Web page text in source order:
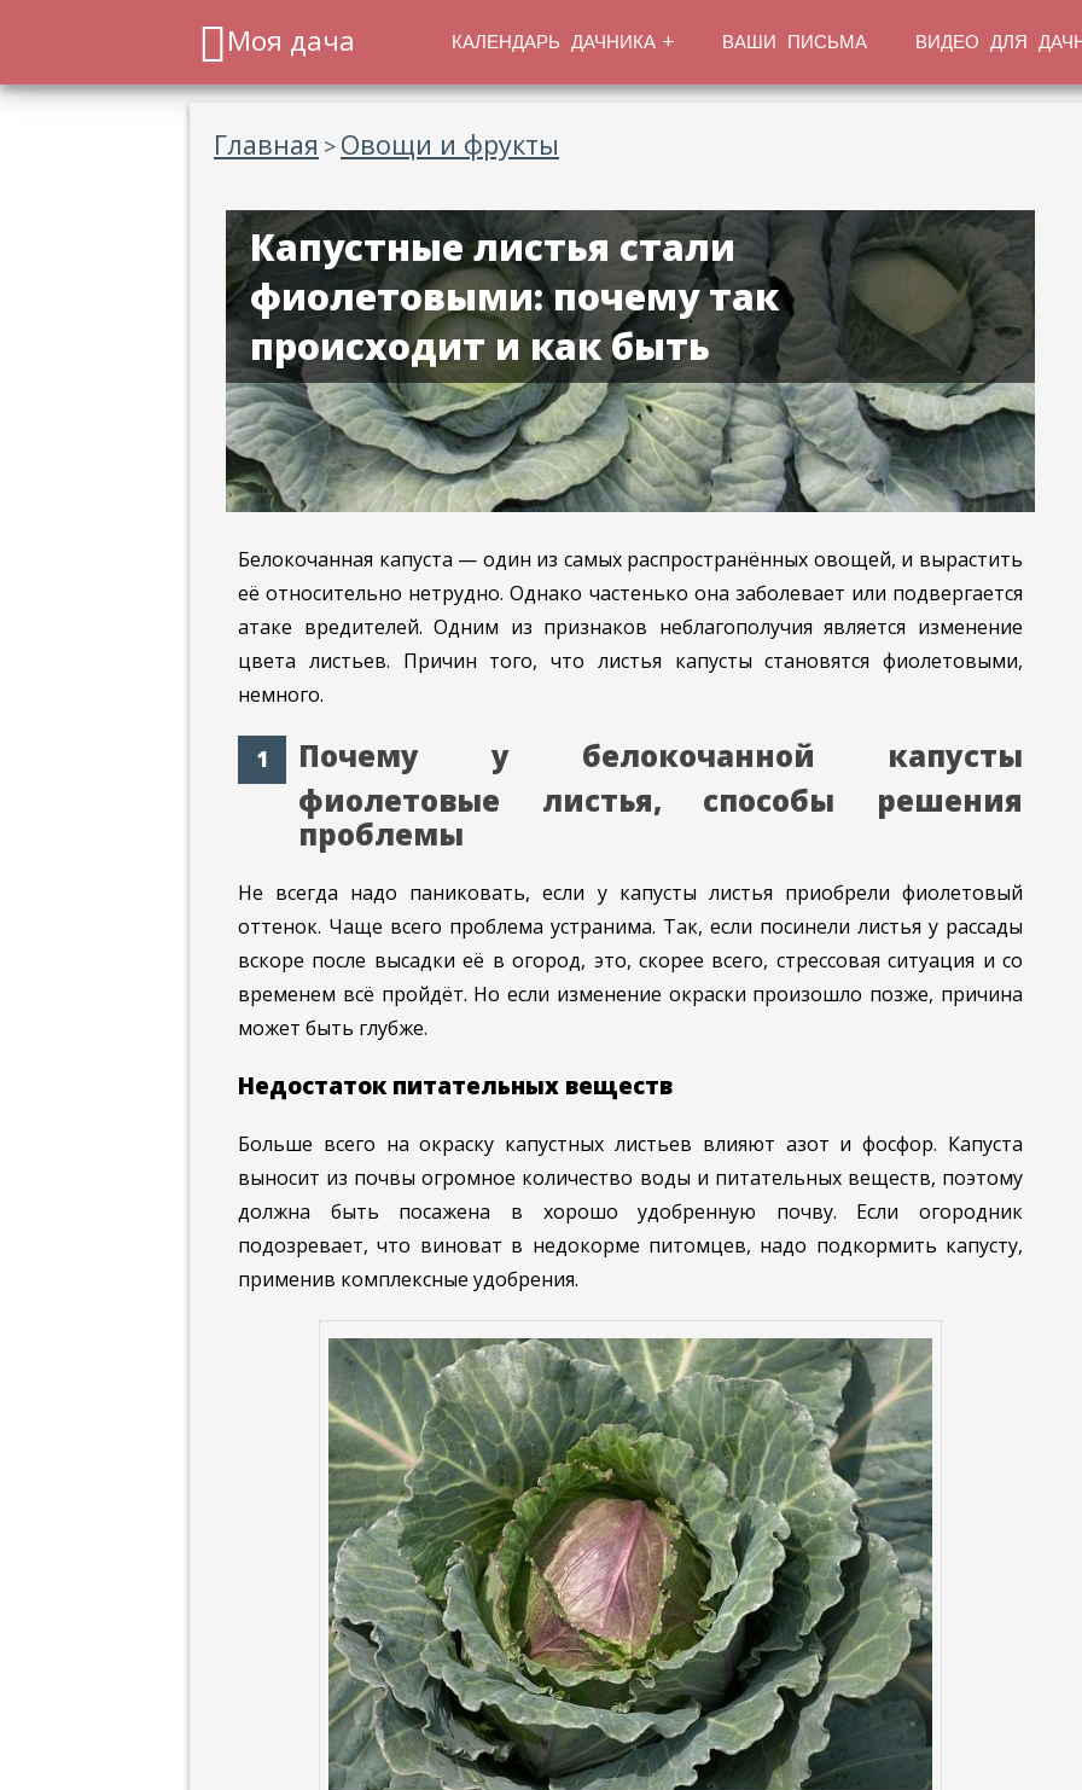
Моя дача КАЛЕНДАРЬ ДАЧНИКА ВАШИ ПИСЬМА ВИДЕО ДЛЯ
Главная > Овощи и фрукты
Капустные листья стали
фиолетовыми: почему так
происходит и как быть
Белокочанная капуста — один из самых распространённых овощей, и вырастить
её относительно нетрудно. Однако частенько она заболевает или подвергается
атаке вредителей. Одним из признаков неблагополучия является изменение
цвета листьев. Причин того, что листья капусты становятся фиолетовыми,
немного.
Почему у белокочанной капусты
фиолетовые листья, способы решения
проблемы
Не всегда надо паниковать, если у капусты листья приобрели фиолетовый
оттенок. Чаще всего проблема устранима. Так, если посинели листья у рассады
вскоре после высадки её в огород, это, скорее всего, стрессовая ситуация и со
временем всё пройдёт. Но если изменение окраски произошло позже, причина
может быть глубже.
Недостаток питательных веществ
Больше всего на окраску капустных листьев влияют азот и фосфор. Капуста
выносит из почвы огромное количество воды и питательных веществ, поэтому
должна быть посажена в хорошо удобренную почву. Если огородник
подозревает, что виноват в недокорме питомцев, надо подкормить капусту,
применив комплексные удобрения.